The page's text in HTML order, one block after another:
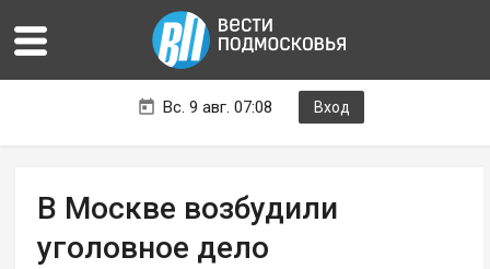
Вс. 9 авг. 07:08 Вход
В Москве возбудили
уголовное дело